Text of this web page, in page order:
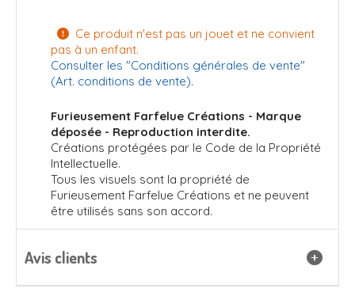
 Ce produit n'est pas un jouet et ne convient
pas à un enfant.
Consulter les "Conditions générales de vente"
(Art. conditions de vente).
Furieusement Farfelue Créations - Marque
déposée - Reproduction interdite.
Créations protégées par le Code de la Propriété
Intellectuelle.
Tous les visuels sont la propriété de
Furieusement Farfelue Créations et ne peuvent
être utilisés sans son accord.
Avis clients